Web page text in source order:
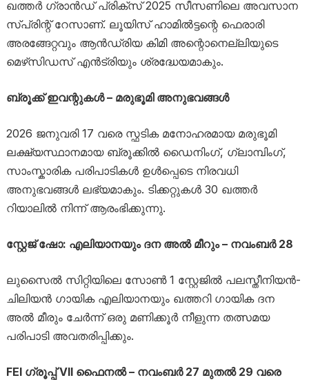
ഖത്തർ ഗ്രാൻഡ് പ്രിക്സ് 2025 സീസണിലെ അവസാന
സ്പ്രിന്റ് റേസാണ്. ലൂയിസ് ഹാമിൽട്ടന്റെ ഫെരാരി
അരങ്ങേറ്റവും ആൻഡ്രിയ കിമി അന്റൊനെല്ലിയുടെ
മെഴ്‌സിഡസ് എൻട്രിയും ശ്രദ്ധേയമാകും.
ബ്രൂക്ക് ഇവന്റുകൾ – മരുഭൂമി അനുഭവങ്ങൾ
2026 ജനുവരി 17 വരെ സ്ഫടിക മനോഹരമായ മരുഭൂമി
ലക്ഷ്യസ്ഥാനമായ ബ്രൂക്കിൽ ഡൈനിംഗ്, ഗ്ലാമ്പിംഗ്,
സാംസ്കാരിക പരിപാടികൾ ഉൾപ്പെടെ നിരവധി
അനുഭവങ്ങൾ ലഭ്യമാകും. ടിക്കറ്റുകൾ 30 ഖത്തർ
റിയാലിൽ നിന്ന് ആരംഭിക്കുന്നു.
സ്റ്റേജ് ഷോ: എലിയാനയും ദന അൽ മീറും – നവംബർ 28
ലുസൈൽ സിറ്റിയിലെ സോൺ 1 സ്റ്റേജിൽ പലസ്തീനിയൻ-
ചിലിയൻ ഗായിക എലിയാനയും ഖത്തറി ഗായിക ദന
അൽ മീരും ചേർന്ന് ഒരു മണിക്കൂർ നീളുന്ന തത്സമയ
പരിപാടി അവതരിപ്പിക്കും.
FEI ഗ്രൂപ്പ് VII ഫൈനൽ – നവംബർ 27 മുതൽ 29 വരെ